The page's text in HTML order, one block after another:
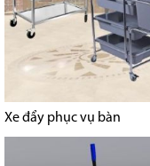
Xe đẩy phục vụ bàn